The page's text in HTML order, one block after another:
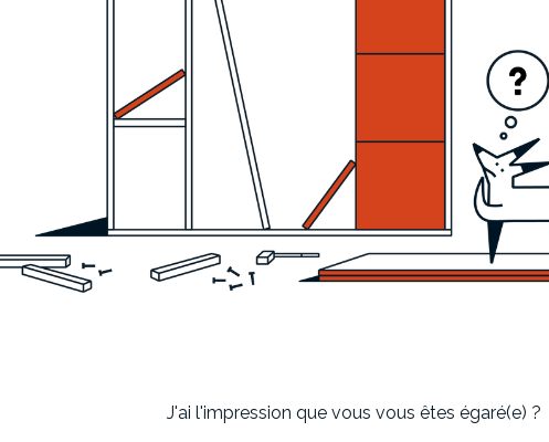
Imaginez et concevez un meuble 100% unique.
J'ai l'impression que vous vous êtes égaré(e) ?